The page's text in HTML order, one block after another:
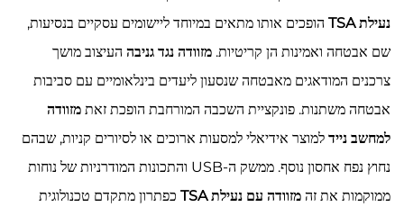
נעילת TSA
הופכים אותו מתאים במיוחד ליישומים עסקיים בנסיעות,
שם אבטחה ואמינות הן קריטיות. מזוודה נגד גניבה העיצוב מושך
צרכנים המודאגים מאבטחה שנסעון ליעדים בינלאומיים עם סביבות
אבטחה משתנות. פונקציית השכבה המורחבת הופכת זאת מזוודה
למחשב נייד למוצר אידיאלי למסעות ארוכים או לסיורים קניות, שבהם
נחוץ נפח אחסון נוסף. ממשק ה-USB והתכונות המודרניות של נוחות
ממוקמות את זה מזוודה עם נעילת TSA
כפתרון מתקדם טכנולוגית